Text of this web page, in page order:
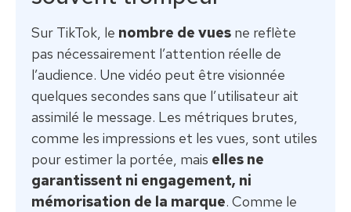
Sur TikTok, le nombre de vues ne reflète
pas nécessairement l’attention réelle de
l’audience. Une vidéo peut être visionnée
quelques secondes sans que l’utilisateur ait
assimilé le message. Les métriques brutes,
comme les impressions et les vues, sont utiles
pour estimer la portée, mais elles ne
garantissent ni engagement, ni
mémorisation de la marque. Comme le